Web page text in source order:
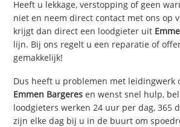
Heeft u lekkage, verstopping of geen
niet en neem direct contact met ons op
krijgt dan direct een loodgieter uit
lijn. Bij ons regelt u een reparatie of
gemakkelijk!
Dus heeft u problemen met leidingwerk
Emmen Bargeres en wenst snel hulp,
loodgieters werken 24 uur per dag, 365
zijn elke dag bij u in de buurt om